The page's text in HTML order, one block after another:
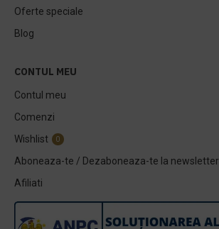
Oferte speciale
Blog
CONTUL MEU
Contul meu
Comenzi
Wishlist
0
Aboneaza-te / Dezaboneaza-te la newsletter
Afiliati